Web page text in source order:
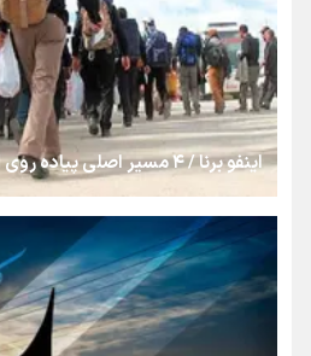
روایت ایران از کنار مردم
از طلوع خیابان‌ها تا غروب
جمله‌ای که بغض چهارماهه
تهران رفتند»
سه حسرتی که به دلم ماند
اینفو برنا / ۴ مسیر اصلی پیاده روی اربعین در عراق